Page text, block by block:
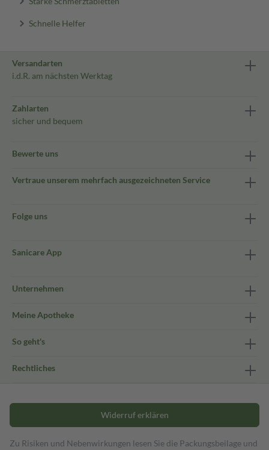
Schnelle Helfer
Versandarten
i.d.R. am nächsten Werktag
Zahlarten
sicher und bequem
Bewerte uns
Vertraue unserem mehrfach ausgezeichneten Service
Folge uns
Sanicare App
Unternehmen
Meine Apotheke
So geht's
Rechtliches
Widerruf erklären
Zu Risiken und Nebenwirkungen lesen Sie die Packungsbeilage und